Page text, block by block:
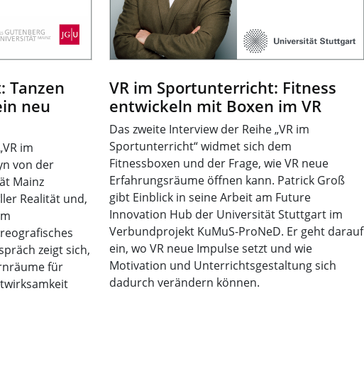
Tanzen
neu
im
von der
Mainz
Realität und,
zeigt sich,
für
VR im Sportunterricht: Fitness
entwickeln mit Boxen im VR
Das zweite Interview der Reihe „VR im
Sportunterricht“ widmet sich dem
Fitnessboxen und der Frage, wie VR neue
Erfahrungsräume öffnen kann. Patrick Groß
gibt Einblick in seine Arbeit am Future
Innovation Hub der Universität Stuttgart im
Verbundprojekt KuMuS-ProNeD. Er geht darauf
ein, wo VR neue Impulse setzt und wie
Motivation und Unterrichtsgestaltung sich
dadurch verändern können.